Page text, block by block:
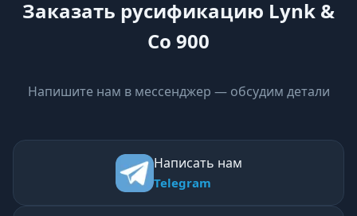
Заказать русификацию Lynk &
Co 900
Напишите нам в мессенджер — обсудим детали
Написать нам
Telegram